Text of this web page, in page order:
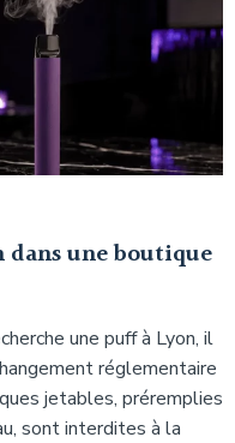
dans une boutique
une puff à Lyon, il
réglementaire
jetables, préremplies
sont interdites à la